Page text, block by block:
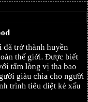
đã trở thành huyền
thế giới. Được biết
tấm lòng vị tha bao
giàu chia cho người
trình tiêu diệt kẻ xấu